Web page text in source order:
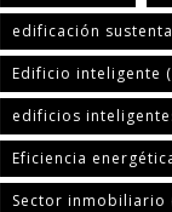
edificación
Edificio inteligente
edificios
Eficiencia
Sector inmobiliario